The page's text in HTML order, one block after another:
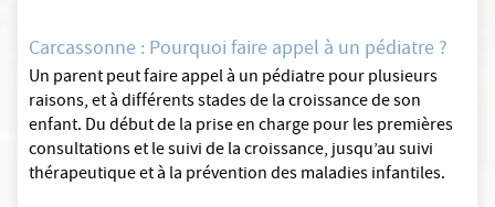
Carcassonne : Pourquoi faire appel à un pédiatre ?
Un parent peut faire appel à un pédiatre pour plusieurs
raisons, et à différents stades de la croissance de son
enfant. Du début de la prise en charge pour les premières
consultations et le suivi de la croissance, jusqu’au suivi
thérapeutique et à la prévention des maladies infantiles.